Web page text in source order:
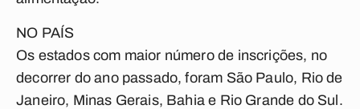
NO PAÍS
Os estados com maior número de inscrições, no
decorrer do ano passado, foram São Paulo, Rio de
Janeiro, Minas Gerais, Bahia e Rio Grande do Sul.